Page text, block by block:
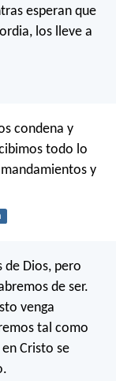
esperan que
los lleve a
condena y
todo lo
y
de Dios, pero
de ser.
venga
tal como
Cristo se